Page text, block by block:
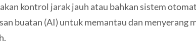
kontrol jarak jauh atau bahkan sistem
buatan (AI) untuk memantau dan menyerang